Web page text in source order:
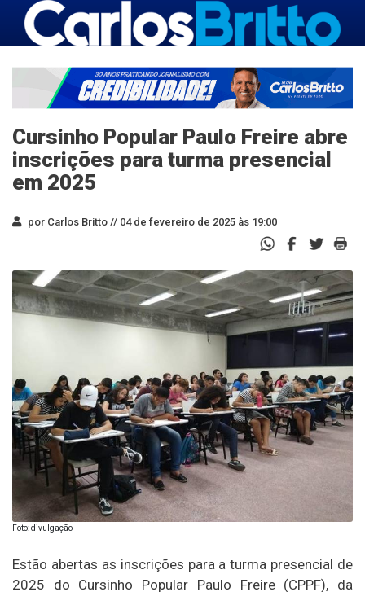
Cursinho Popular Paulo Freire abre
inscrições para turma presencial
em 2025
por Carlos Britto // 04 de fevereiro de 2025 às 19:00
Foto: divulgação
Estão abertas as inscrições para a turma presencial de
2025 do Cursinho Popular Paulo Freire (CPPF), da